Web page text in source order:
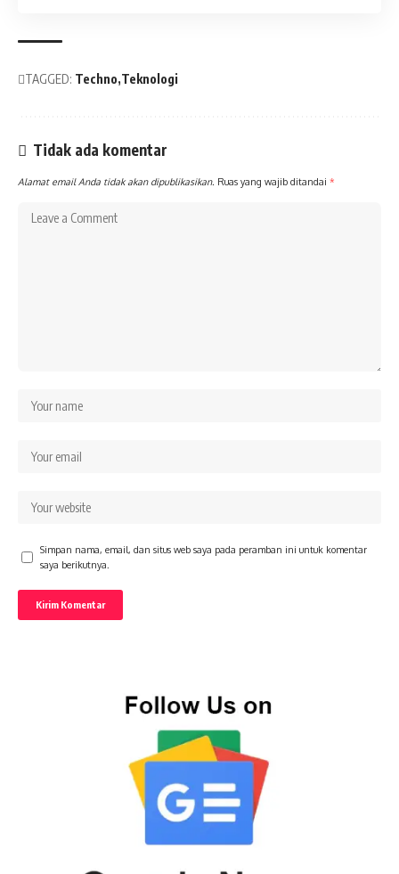
TAGGED: Techno Teknologi
Tidak ada komentar
Alamat email Anda tidak akan dipublikasikan. Ruas yang wajib ditandai *
Simpan nama, email, dan situs web saya pada peramban ini untuk komentar
saya berikutnya.